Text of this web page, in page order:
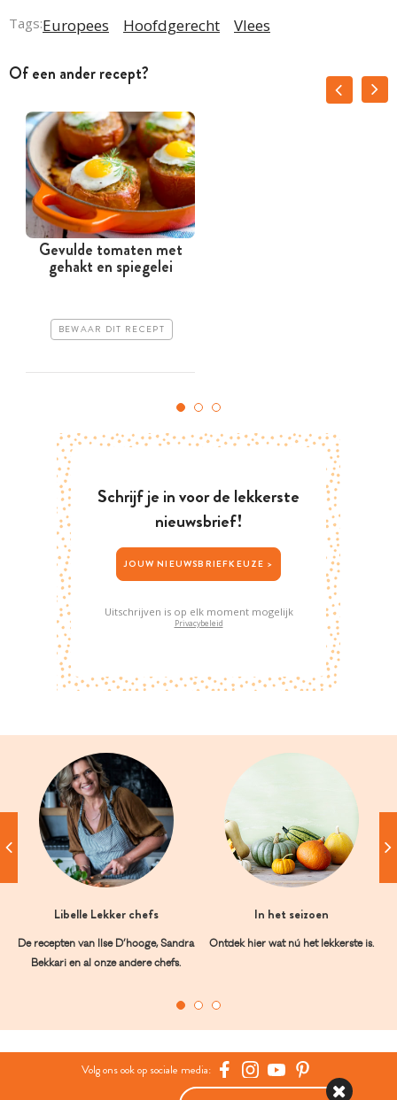
Tags:Europees Hoofdgerecht Vlees
Of een ander recept?
Gevulde tomaten met
gehakt en spiegelei
BEWAAR DIT RECEPT
Schrijf je in voor de lekkerste
nieuwsbrief!
JOUW NIEUWSBRIEFKEUZE >
Uitschrijven is op elk moment mogelijk
Privacybeleid
Libelle Lekker chefs
De recepten van Ilse D’hooge, Sandra
Bekkari en al onze andere chefs.
In het seizoen
Ontdek hier wat nú het lekkerste is.
Volg ons ook op sociale media: